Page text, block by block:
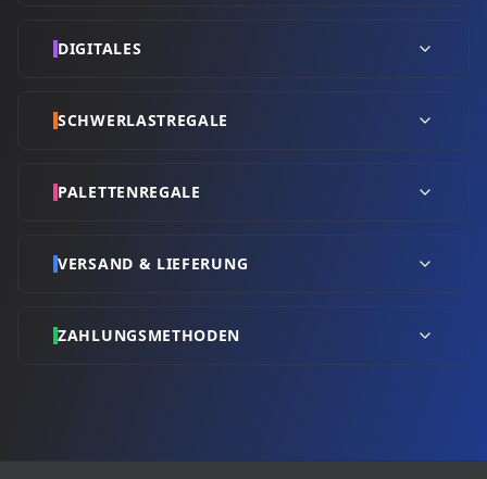
DIGITALES
SCHWERLASTREGALE
PALETTENREGALE
VERSAND & LIEFERUNG
ZAHLUNGSMETHODEN